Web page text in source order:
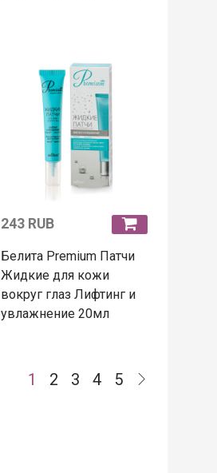
243 RUB
Белита Premium Патчи
Жидкие для кожи
вокруг глаз Лифтинг и
увлажнение 20мл
1 2 3 4 5